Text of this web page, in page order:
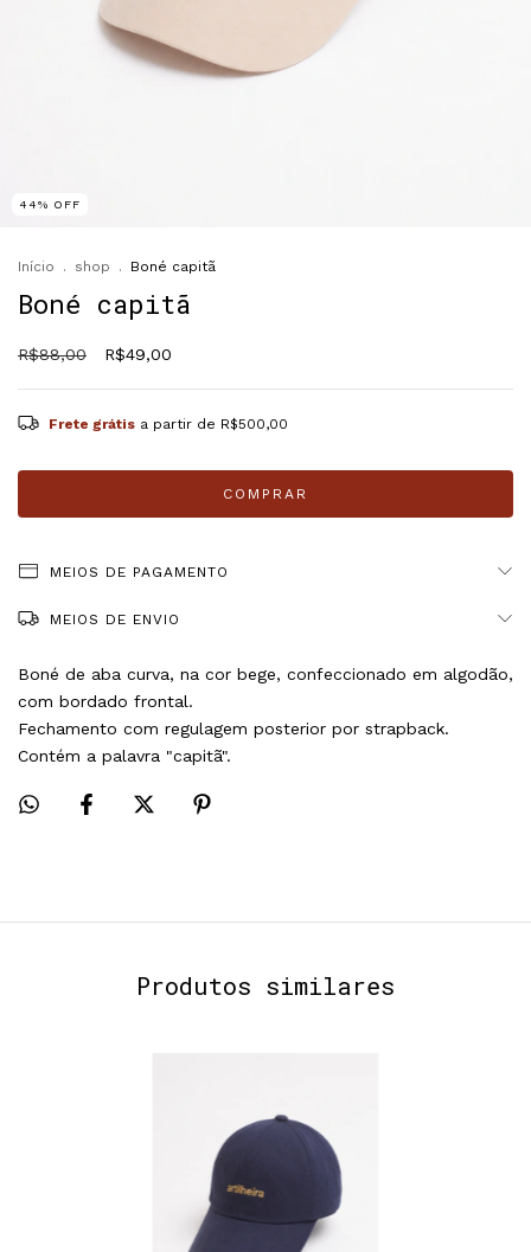
44% OFF
Início . shop . Boné capitã
Boné capitã
R$88,00 R$49,00
Frete grátis a partir de R$500,00
MEIOS DE PAGAMENTO
MEIOS DE ENVIO
Boné de aba curva, na cor bege, confeccionado em algodão,
com bordado frontal.
Fechamento com regulagem posterior por strapback.
Contém a palavra "capitã".
Produtos similares